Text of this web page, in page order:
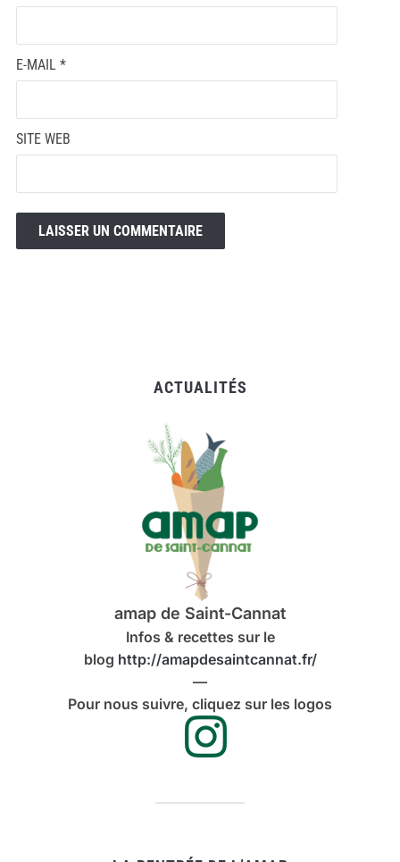
E-MAIL *
SITE WEB
ACTUALITÉS
amap de Saint-Cannat
Infos & recettes sur le
blog http://amapdesaintcannat.fr/
—
Pour nous suivre, cliquez sur les logos